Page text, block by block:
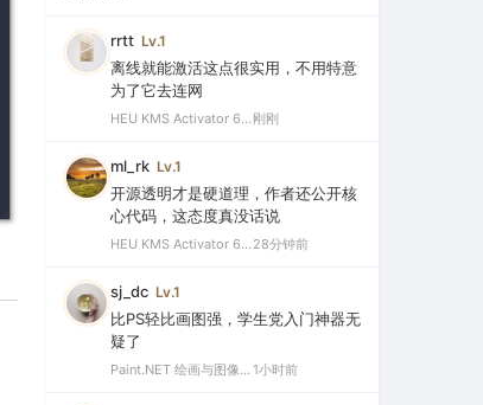
rrtt Lv.1
离线就能激活这点很实用，不用特意
为了它去连网
HEU KMS Activator 64.0 简体中文版（支持激活最新版Windows/Office离线永久激活） 刚刚
ml_rk Lv.1
开源透明才是硬道理，作者还公开核
心代码，这态度真没话说
HEU KMS Activator 64.0 简体中文版（支持激活最新版Windows/Office离线永久激活） 28分钟前
sj_dc Lv.1
比PS轻比画图强，学生党入门神器无
疑了
Paint.NET 绘画与图像处理软件 v5.1.12 官方版（Windows 免费开源图像编辑工具） 1小时前